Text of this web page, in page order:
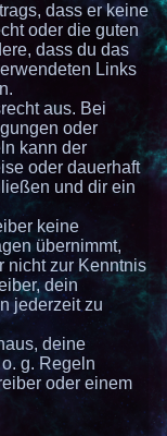
dass er keine
oder die guten
dass du das
Links
aus. Bei
oder
kann der
oder dauerhaft
und dir ein
keine
übernimmt,
nicht zur Kenntnis
dein
jederzeit zu
deine
g. Regeln
oder einem